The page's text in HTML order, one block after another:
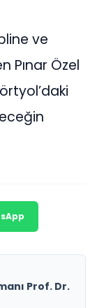
ve
Pınar Özel
Prof. Dr.